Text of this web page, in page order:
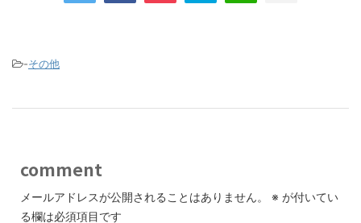
-その他
comment
メールアドレスが公開されることはありません。 ※ が付いてい
る欄は必須項目です